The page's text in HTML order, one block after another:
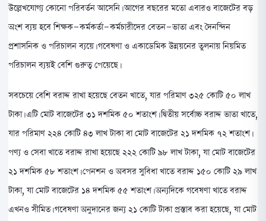
উল্লেখযোগ্য কোনো পরিবর্তন আসেনি। আগের বছরের মতো এবারও বাজেটের বড়
অংশ ব্যয় হবে শিক্ষক-কর্মকর্তা-কর্মচারীদের বেতন-ভাতা এবং দৈনন্দিন
প্রশাসনিক ও পরিচালন ব্যয়ে। গবেষণা ও একাডেমিক উন্নয়নের তুলনায় নিয়মিত
পরিচালন ব্যয়ই বেশি গুরুত্ব পেয়েছে।
সবচেয়ে বেশি বরাদ্দ রাখা হয়েছে বেতন খাতে, যার পরিমাণ ৩২৫ কোটি ৫০ লাখ
টাকা। এটি মোট বাজেটের ৩১ দশমিক ৫০ শতাংশ। দ্বিতীয় সর্বোচ্চ বরাদ্দ ভাতা খাতে,
যার পরিমাণ ২২৪ কোটি ৪৩ লাখ টাকা বা মোট বাজেটের ২১ দশমিক ৭২ শতাংশ।
পণ্য ও সেবা খাতে বরাদ্দ রাখা হয়েছে ২২২ কোটি ৯৮ লাখ টাকা, যা মোট বাজেটের
২১ দশমিক ৫৮ শতাংশ। পেনশন ও অবসর সুবিধা খাতে বরাদ্দ ১৫০ কোটি ২৯ লাখ
টাকা, যা মোট বাজেটের ১৪ দশমিক ৫৫ শতাংশ। অন্যদিকে গবেষণা খাতে বরাদ্দ
এখনও সীমিত। গবেষণা অনুদানের জন্য ২১ কোটি টাকা প্রস্তাব করা হয়েছে, যা মোট